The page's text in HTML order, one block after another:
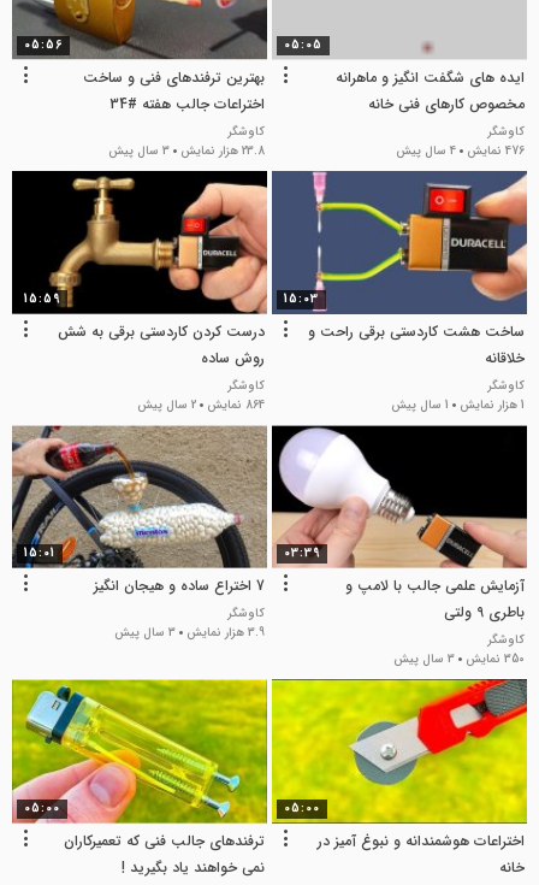
05:05
ایده های شگفت انگیز و ماهرانه
مخصوص کارهای فنی خانه
کاوشگر
476 نمایش
4 سال پیش
05:56
بهترین ترفندهای فنی و ساخت
اختراعات جالب هفته #34
کاوشگر
23.8 هزار نمایش
3 سال پیش
15:03
ساخت هشت کاردستی برقی راحت و
خلاقانه
کاوشگر
1 هزار نمایش
1 سال پیش
15:59
درست کردن کاردستی برقی به شش
روش ساده
کاوشگر
864 نمایش
2 سال پیش
03:39
آزمایش علمی جالب با لامپ و
باطری 9 ولتی
کاوشگر
350 نمایش
3 سال پیش
15:01
7 اختراع ساده و هیجان انگیز
کاوشگر
3.9 هزار نمایش
3 سال پیش
05:00
اختراعات هوشمندانه و نبوغ آمیز در
خانه
05:00
ترفندهای جالب فنی که تعمیرکاران
نمی خواهند یاد بگیرید !